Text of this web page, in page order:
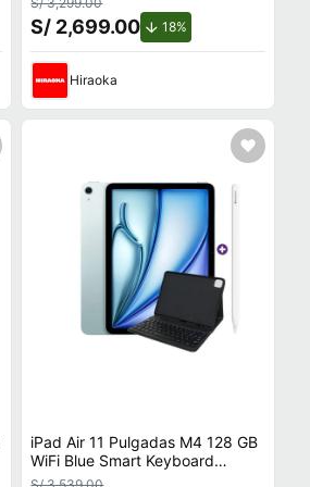
S/ 2,699.00 18%
Hiraoka
iPad Air 11 Pulgadas M4 128 GB
WiFi Blue Smart Keyboard
Compatible y Pencil Pro